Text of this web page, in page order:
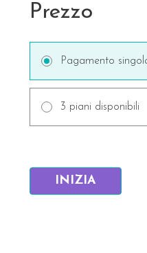
Prezzo
Pagamento
3 piani disponibili
INIZIA